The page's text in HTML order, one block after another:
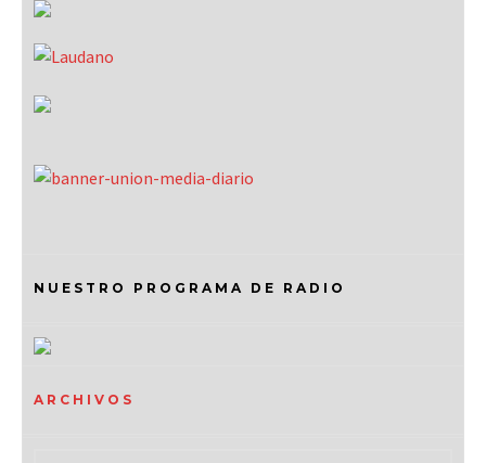
NUESTRO PROGRAMA DE RADIO
ARCHIVOS